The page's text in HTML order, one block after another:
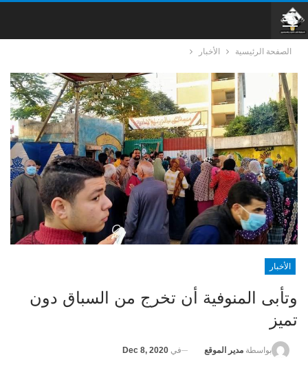
الصفحة الرئيسية الأخبار
الأخبار
وتأبى المنوفية أن تخرج من السباق دون
تميز
بواسطة مدير الموقع في Dec 8, 2020